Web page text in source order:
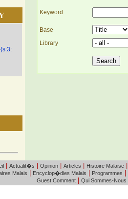
Keyword
Base
Library
| Actualit�s Opinion| Articles Histoire Malaise|
Malais
Encyclop�dies Malais Programmes
Guest Comment
Qui Sommes-Nous